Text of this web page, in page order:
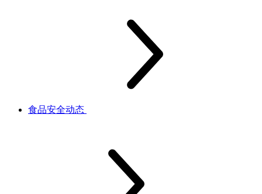
食品安全动态